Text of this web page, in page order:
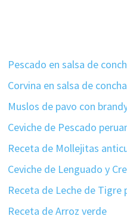
Pescado en salsa de
Corvina en salsa de
Muslos de pavo con
Ceviche de Pescado
Receta de Mollejitas
Ceviche de Lenguado y
Receta de Leche de Tigre
Receta de Arroz verde